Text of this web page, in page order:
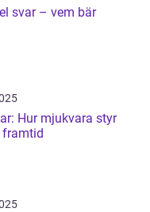
svar – vem bär
Hur mjukvara styr
framtid